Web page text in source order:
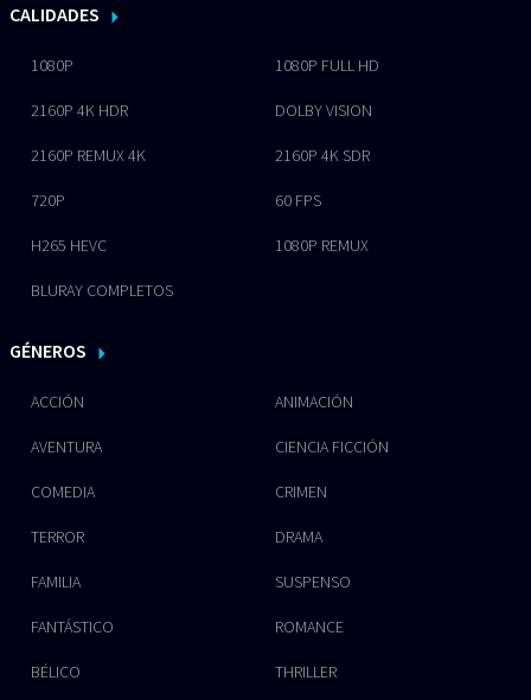
CALIDADES
1080P 1080P FULL HD
2160P 4K HDR DOLBY VISION
2160P REMUX 4K 2160P 4K SDR
720P 60 FPS
H265 HEVC 1080P REMUX
BLURAY COMPLETOS
GÉNEROS
ACCIÓN ANIMACIÓN
AVENTURA CIENCIA FICCIÓN
COMEDIA CRIMEN
TERROR DRAMA
FAMILIA SUSPENSO
FANTÁSTICO ROMANCE
BÉLICO THRILLER